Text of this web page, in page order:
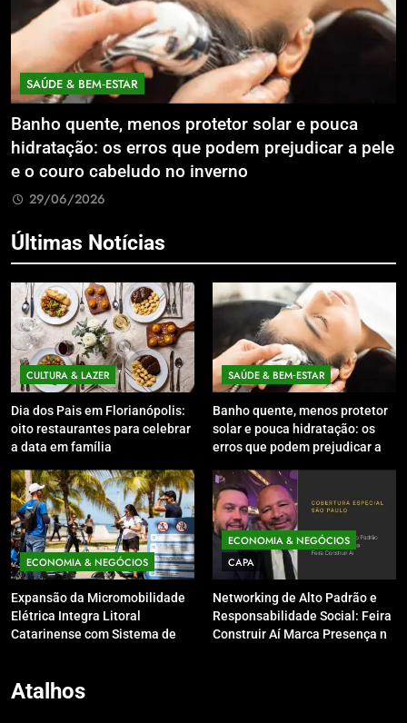
pouca
a pele
ECONOMIA & NEGÓCIOS
Expansão da Micromobilidade Elétrica
Litoral Catarinense com Sistema de
Compartilhados
Últimas Notícias
CULTURA & LAZER
Dia dos Pais em Florianópolis:
oito restaurantes para celebrar
a data em família
SAÚDE & BEM‑ESTAR
Banho quente, menos protetor
solar e pouca hidratação: os
erros que podem prejudicar a
inverno
ECONOMIA & NEGÓCIOS
Expansão da Micromobilidade
Elétrica Integra Litoral
Catarinense com Sistema de
ECONOMIA & NEGÓCIOS
CAPA
Networking de Alto Padrão e
Responsabilidade Social: Feira
Construir Aí Marca Presença no
Atalhos